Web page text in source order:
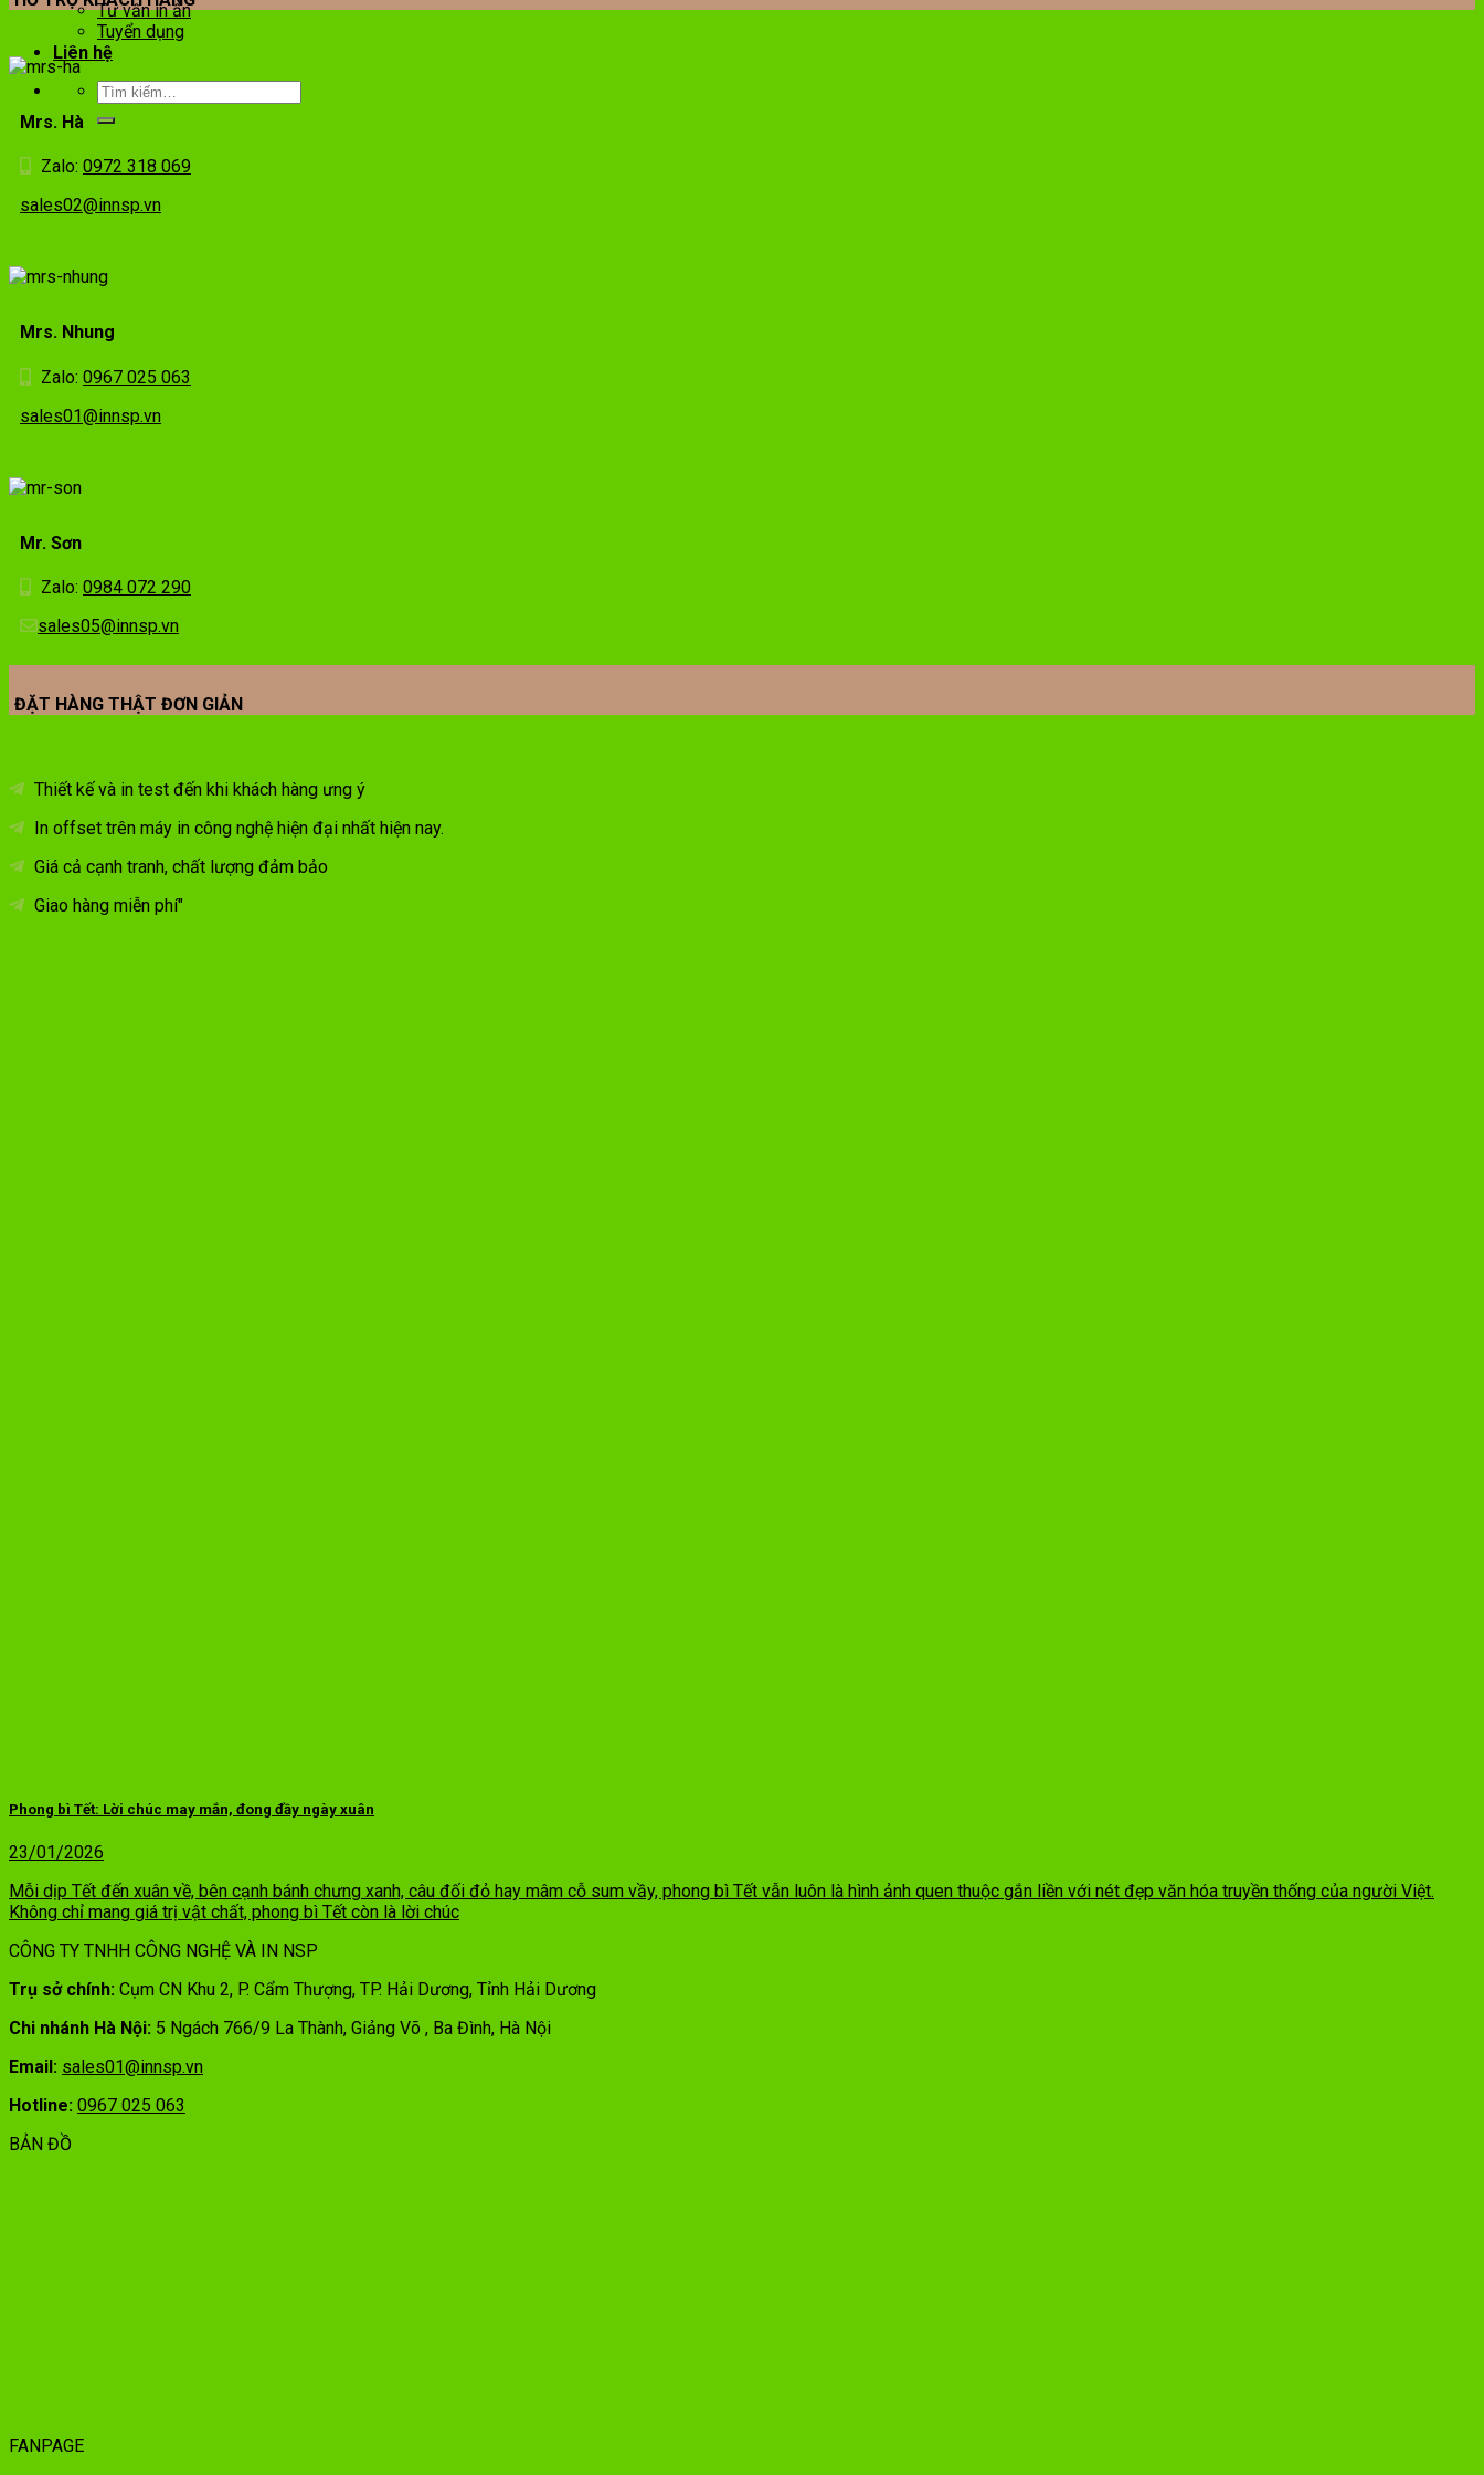
Tư vấn in ấn
Tuyển dụng
Liên hệ
Mrs. Hà
Zalo: 0972 318 069
sales02@innsp.vn
Mrs. Nhung
Zalo: 0967 025 063
sales01@innsp.vn
Mr. Sơn
Zalo: 0984 072 290
sales05@innsp.vn
ĐẶT HÀNG THẬT ĐƠN GIẢN
Thiết kế và in test đến khi khách hàng ưng ý
In offset trên máy in công nghệ hiện đại nhất hiện nay.
Giá cả cạnh tranh, chất lượng đảm bảo
Giao hàng miễn phí"
Phong bì Tết: Lời chúc may mắn, đong đầy ngày xuân
23/01/2026
Mỗi dịp Tết đến xuân về, bên cạnh bánh chưng xanh, câu đối đỏ hay mâm cỗ sum vầy, phong bì Tết vẫn luôn là hình ảnh quen thuộc gắn liền với nét đẹp văn hóa truyền thống của người Việt.
Không chỉ mang giá trị vật chất, phong bì Tết còn là lời chúc
CÔNG TY TNHH CÔNG NGHỆ VÀ IN NSP
Trụ sở chính: Cụm CN Khu 2, P. Cẩm Thượng, TP. Hải Dương, Tỉnh Hải Dương
Chi nhánh Hà Nội: 5 Ngách 766/9 La Thành, Giảng Võ , Ba Đình, Hà Nội
Email: sales01@innsp.vn
Hotline: 0967 025 063
BẢN ĐỒ
FANPAGE